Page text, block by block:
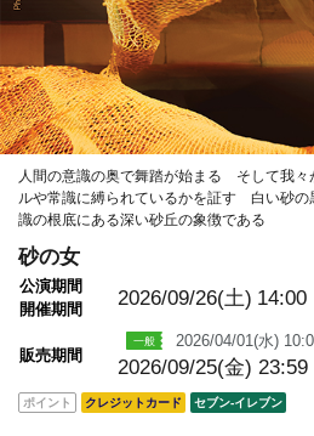
人間の意識の奥で舞踏が始まる そして我々
ルや常識に縛られているかを証す 白い砂
識の根底にある深い砂丘の象徴である
砂の女
公演期間
開催期間
2026/09/26(土) 14:00
販売期間
2026/04/01(水)
2026/09/25(金) 23:59
ポイント クレジットカード セブン‐イレブン